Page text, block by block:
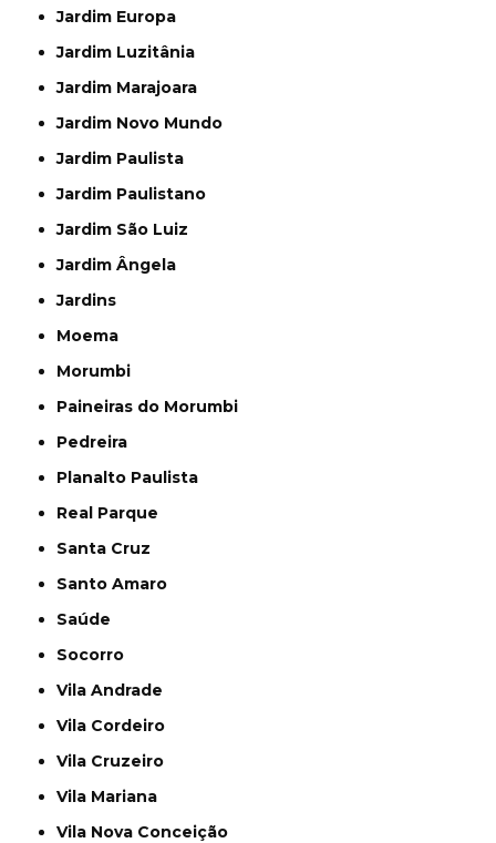
Jardim Europa
Jardim Luzitânia
Jardim Marajoara
Jardim Novo Mundo
Jardim Paulista
Jardim Paulistano
Jardim São Luiz
Jardim Ângela
Jardins
Moema
Morumbi
Paineiras do Morumbi
Pedreira
Planalto Paulista
Real Parque
Santa Cruz
Santo Amaro
Saúde
Socorro
Vila Andrade
Vila Cordeiro
Vila Cruzeiro
Vila Mariana
Vila Nova Conceição